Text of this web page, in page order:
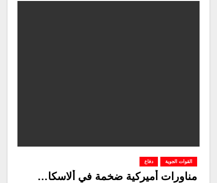
القوات الجوية دفاع
مناورات أميركية ضخمة في ألاسكا…